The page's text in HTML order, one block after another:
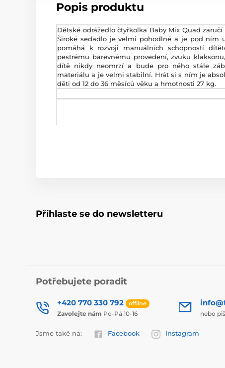
Popis produktu
Dětské odrážedlo čtyřkolka Baby Mix Quad
Široké sedadlo je velmi pohodlné a je pod ním
pomáhá k rozvoji manuálních schopností
pestrému barevnému provedení, zvuku
dítě nikdy neomrzí a bude pro něho stále
materiálu a je velmi stabilní. Hrát si s ním je
děti od 12 do 36 měsíců věku a hmotnosti 27 kg.
Přihlaste se do newsletteru
Potřebujete poradit
+420 770 330 792 offline
Zavolejte nám Po-Pá 10-16 nebo
Jsme také na: Facebook Instagram